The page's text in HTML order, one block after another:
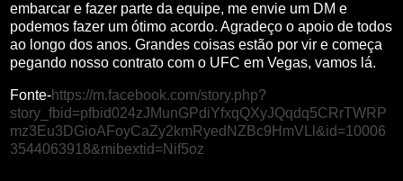
embarcar e fazer parte da equipe, me envie um DM e
podemos fazer um ótimo acordo. Agradeço o apoio de todos
ao longo dos anos. Grandes coisas estão por vir e começa
pegando nosso contrato com o UFC em Vegas, vamos lá.
Fonte-https://m.facebook.com/story.php?
story_fbid=pfbid024zJMunGPdiYfxqQXyJQqdq5CRrTWRP
mz3Eu3DGioAFoyCaZy2kmRyedNZBc9HmVLl&id=10006
3544063918&mibextid=Nif5oz